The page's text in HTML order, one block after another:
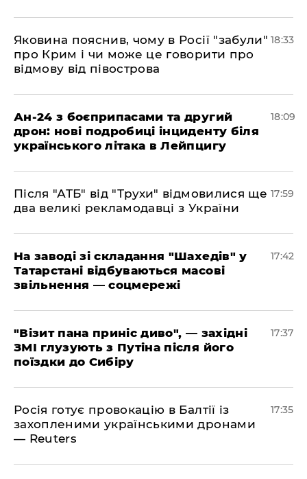
​Яковина пояснив, чому в Росії "забули"
про Крим і чи може це говорити про
відмову від півострова
18:33
​Ан-24 з боєприпасами та другий
дрон: нові подробиці інциденту біля
українського літака в Лейпцигу
18:09
​Після "АТБ" від "Трухи" відмовилися ще
два великі рекламодавці з України
17:59
​На заводі зі складання "Шахедів" у
Татарстані відбуваються масові
звільнення — соцмережі
17:42
"Візит пана приніс диво", — західні
ЗМІ глузують з Путіна після його
поїздки до Сибіру
17:37
Росія готує провокацію в Балтії із
захопленими українськими дронами
— Reuters
17:35